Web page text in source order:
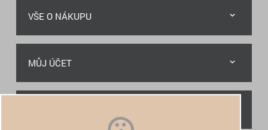
VŠE O NÁKUPU
MŮJ ÚČET